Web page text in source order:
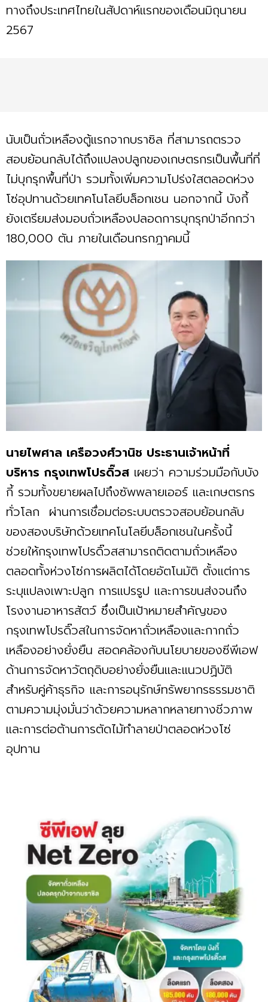
ทางถึงประเทศไทยในสัปดาห์แรกของเดือนมิถุนายน
2567
นับเป็นถั่วเหลืองตู้แรกจากบราซิล ที่สามารถตรวจ
สอบย้อนกลับได้ถึงแปลงปลูกของเกษตรกรเป็นพื้นที่ที่
ไม่บุกรุกพื้นที่ป่า รวมทั้งเพิ่มความโปร่งใสตลอดห่วง
โซ่อุปทานด้วยเทคโนโลยีบล็อกเชน นอกจากนี้ บังกี้
ยังเตรียมส่งมอบถั่วเหลืองปลอดการบุกรุกป่าอีกกว่า
180,000 ตัน ภายในเดือนกรกฎาคมนี้
นายไพศาล เครือวงศ์วานิช ประธานเจ้าหน้าที่
บริหาร กรุงเทพโปรดิ๊วส เผยว่า ความร่วมมือกับบัง
กี้ รวมทั้งขยายผลไปถึงซัพพลายเออร์ และเกษตรกร
ทั่วโลก ผ่านการเชื่อมต่อระบบตรวจสอบย้อนกลับ
ของสองบริษัทด้วยเทคโนโลยีบล็อกเชนในครั้งนี้
ช่วยให้กรุงเทพโปรดิ๊วสสามารถติดตามถั่วเหลือง
ตลอดทั้งห่วงโซ่การผลิตได้โดยอัตโนมัติ ตั้งแต่การ
ระบุแปลงเพาะปลูก การแปรรูป และการขนส่งจนถึง
โรงงานอาหารสัตว์ ซึ่งเป็นเป้าหมายสำคัญของ
กรุงเทพโปรดิ๊วสในการจัดหาถั่วเหลืองและกากถั่ว
เหลืองอย่างยั่งยืน สอดคล้องกับนโยบายของซีพีเอฟ
ด้านการจัดหาวัตถุดิบอย่างยั่งยืนและแนวปฏิบัติ
สำหรับคู่ค้าธุรกิจ และการอนุรักษ์ทรัพยากรธรรมชาติ
ตามความมุ่งมั่นว่าด้วยความหลากหลายทางชีวภาพ
และการต่อต้านการตัดไม้ทำลายป่าตลอดห่วงโซ่
อุปทาน